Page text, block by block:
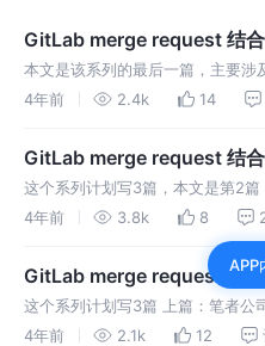
GitLab merge request 结合
息机器人的全自动 Code
（含源码）——下
本文是该系列的最后一篇，主要涉
1. 配置钉钉群自定义机器人；2.
钉群自定义机器人完整流程
4年前 2.4k 14
GitLab merge request 结合
息机器人的全自动 Code
（含源码）——中
这个系列计划写3篇，本文是第2篇
GitLab 的 webhooks、merge
钉钉群 GitLab 消息机器人，实现
的半自动化。
4年前 3.8k 8
GitLab merge request 结合
息机器人的全自动 Code
（含源码）——上
这个系列计划写3篇 上篇：笔者公
GitLab 的 code review 流程分享
4年前 2.1k 12
APP